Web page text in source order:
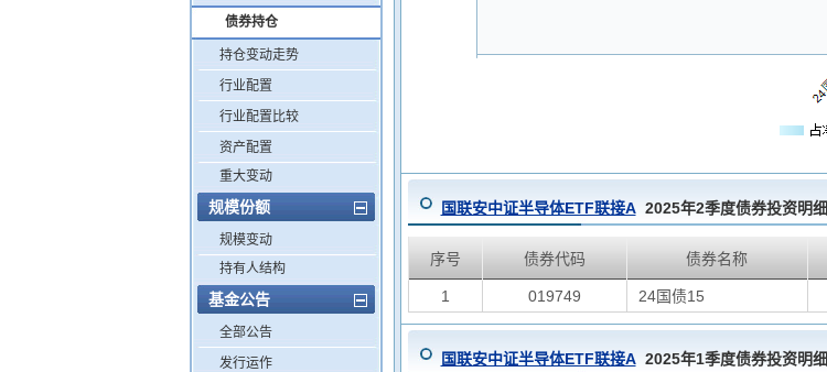
债券持仓
持仓变动走势
行业配置
行业配置比较
资产配置
重大变动
规模份额
规模变动
持有人结构
基金公告
全部公告
发行运作
国联安中证半导体ETF联接A2025年2季度债券投资明细
序号 债券代码 债券名称
1 019749 24国债15
国联安中证半导体ETF联接A2025年1季度债券投资明细